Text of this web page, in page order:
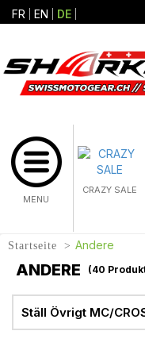
FR EN DE
MENU
CRAZY SALE
Startseite Andere
ANDERE (40
Ställ Övrigt MC/